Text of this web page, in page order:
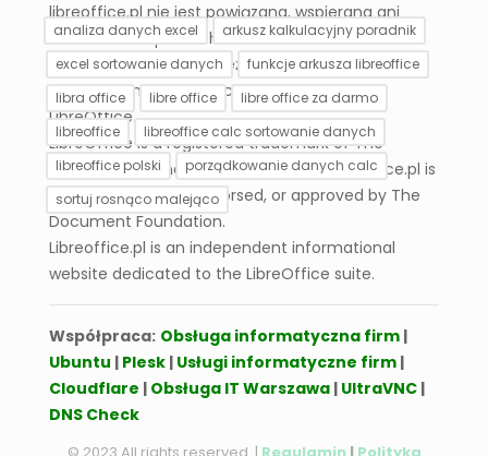
analiza danych excel
arkusz kalkulacyjny poradnik
excel sortowanie danych
funkcje arkusza libreoffice
libra office
libre office
libre office za darmo
libreoffice
libreoffice calc sortowanie danych
libreoffice polski
porządkowanie danych calc
sortuj rosnąco malejąco
Jak korzystać z funkcji
Jak filtrować dane w
libreoffice.pl nie jest powiązana, wspierana ani
zatwierdzona przez The Document Foundation.
Libreoffice.pl jest niezależnym serwisem
informacyjnym poświęconym pakietowi
LibreOffice.
LibreOffice is a registered trademark of The
Document Foundation. The website libreoffice.pl is
not affiliated with, endorsed, or approved by The
Document Foundation.
Libreoffice.pl is an independent informational
website dedicated to the LibreOffice suite.
Współpraca: Obsługa informatyczna firm |
Ubuntu | Plesk | Usługi informatyczne firm |
Cloudflare | Obsługa IT Warszawa | UltraVNC |
DNS Check